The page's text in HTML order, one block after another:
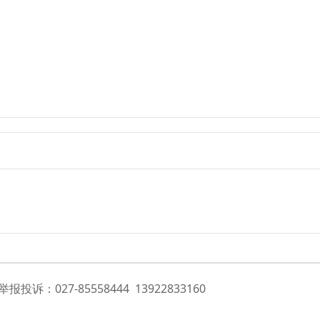
投诉：027-85558444 13922833160